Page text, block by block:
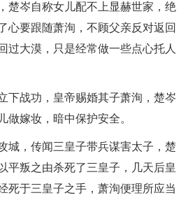
楚岑自称女儿配不上显赫世家，绝
心要跟随萧洵，不顾父亲反对返回
过大漠，只是经常做一些点心托人
下战功，皇帝赐婚其子萧洵，楚岑
做嫁妆，暗中保护安全。
城，传闻三皇子带兵谋害太子，楚
平叛之由杀死了三皇子，几天后皇
死于三皇子之手，萧洵便理所应当